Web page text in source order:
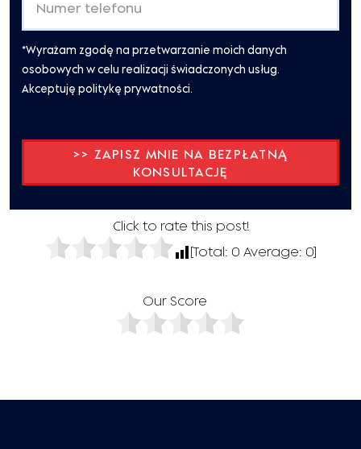
*Wyrażam zgodę na przetwarzanie moich danych
osobowych w celu realizacji świadczonych usług.
Akceptuję politykę prywatności.
Click to rate this post!
[Total: 0 Average: 0]
Our Score